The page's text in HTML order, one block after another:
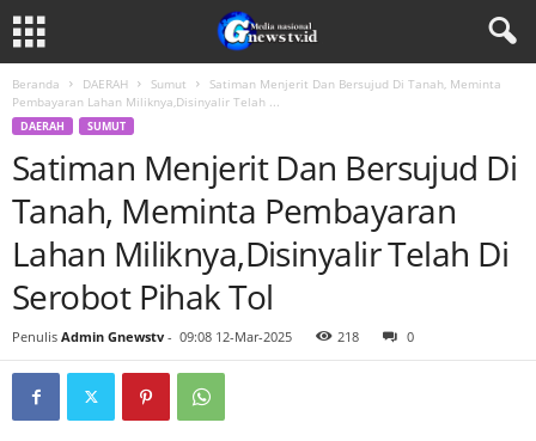
Beranda DAERAH Sumut
Satiman Menjerit Dan Bersujud Di Tanah, Meminta
Pembayaran Lahan Miliknya,Disinyalir Telah ...
DAERAH SUMUT
Satiman Menjerit Dan Bersujud Di
Tanah, Meminta Pembayaran
Lahan Miliknya,Disinyalir Telah Di
Serobot Pihak Tol
Penulis Admin Gnewstv - 09:08 12-Mar-2025 218 0